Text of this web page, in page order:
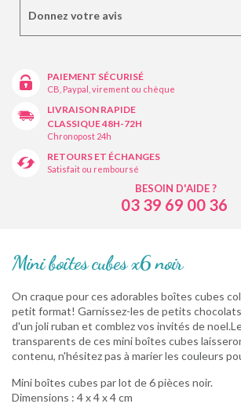
Donnez votre avis
PAIEMENT SÉCURISÉ
CB, Paypal, virement ou chèque
LIVRAISON RAPIDE
CLASSIQUE 48H-72H
Chronopost 24h
RETOURS ET ÉCHANGES
Satisfait ou remboursé
BESOIN D'AIDE ?
03 39 69 00 36
Mini boîtes cubes x6 noir
On craque pour ces adorables boîtes cubes
petit format! Garnissez-les de petits
d'un joli ruban et comblez vos invités de
transparents de ces mini boîtes cubes
contenu, n'hésitez pas à marier les couleurs
Mini boîtes cubes par lot de 6 pièces noir.
Dimensions : 4 x 4 x 4 cm